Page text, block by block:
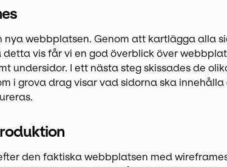
nya webbplatsen. Genom att kartlägga alla
vis får vi en god överblick över
undersidor. I ett nästa steg skissades de
i grova drag visar vad sidorna ska innehålla
den faktiska webbplatsen med